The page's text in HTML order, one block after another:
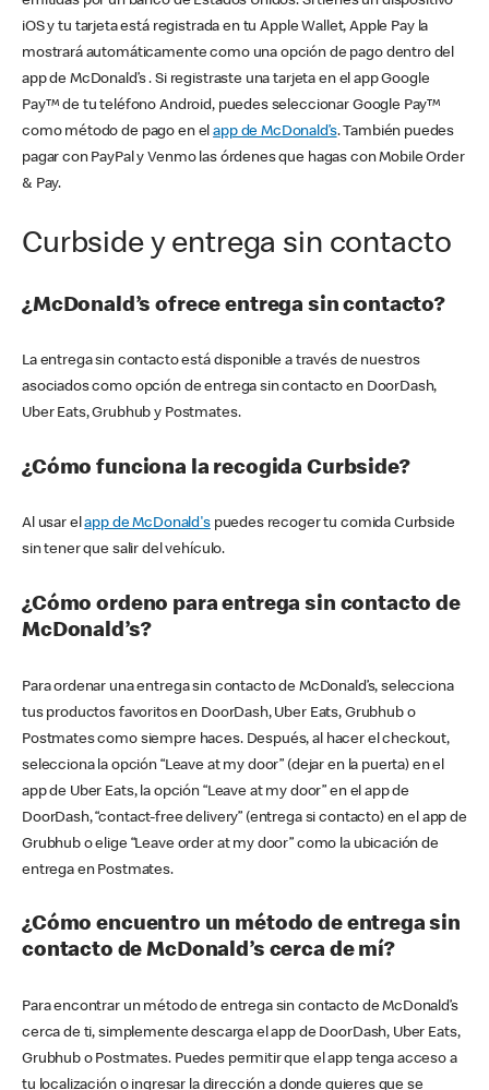
iOS y tu tarjeta está registrada en tu Apple Wallet, Apple Pay la
mostrará automáticamente como una opción de pago dentro del
app de McDonald’s . Si registraste una tarjeta en el app Google
Pay™ de tu teléfono Android, puedes seleccionar Google Pay™
como método de pago en elapp de McDonald’s. También puedes
pagar con PayPal y Venmo las órdenes que hagas con Mobile Order
& Pay.
Curbside y entrega sin contacto
¿McDonald’s ofrece entrega sin contacto?
La entrega sin contacto está disponible a través de nuestros
asociados como opción de entrega sin contacto en DoorDash,
Uber Eats, Grubhub y Postmates.
¿Cómo funciona la recogida Curbside?
Al usar elapp de McDonald'spuedes recoger tu comida Curbside
sin tener que salir del vehículo.
¿Cómo ordeno para entrega sin contacto de
McDonald’s?
Para ordenar una entrega sin contacto de McDonald’s, selecciona
tus productos favoritos en DoorDash, Uber Eats, Grubhub o
Postmates como siempre haces. Después, al hacer el checkout,
selecciona la opción “Leave at my door” (dejar en la puerta) en el
app de Uber Eats, la opción “Leave at my door” en el app de
DoorDash, “contact-free delivery” (entrega si contacto) en el app de
Grubhub o elige “Leave order at my door” como la ubicación de
entrega en Postmates.
¿Cómo encuentro un método de entrega sin
contacto de McDonald’s cerca de mí?
Para encontrar un método de entrega sin contacto de McDonald’s
cerca de ti, simplemente descarga el app de DoorDash, Uber Eats,
Grubhub o Postmates. Puedes permitir que el app tenga acceso a
tu localización o ingresar la dirección a donde quieres que se